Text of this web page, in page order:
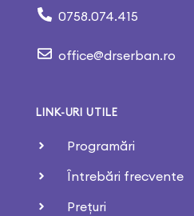
0758.074.415
office@drserban.ro
LINK-URI UTILE
Programări
Întrebări frecvente
Prețuri